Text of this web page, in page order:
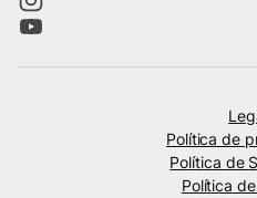
Política de
Política de
Política